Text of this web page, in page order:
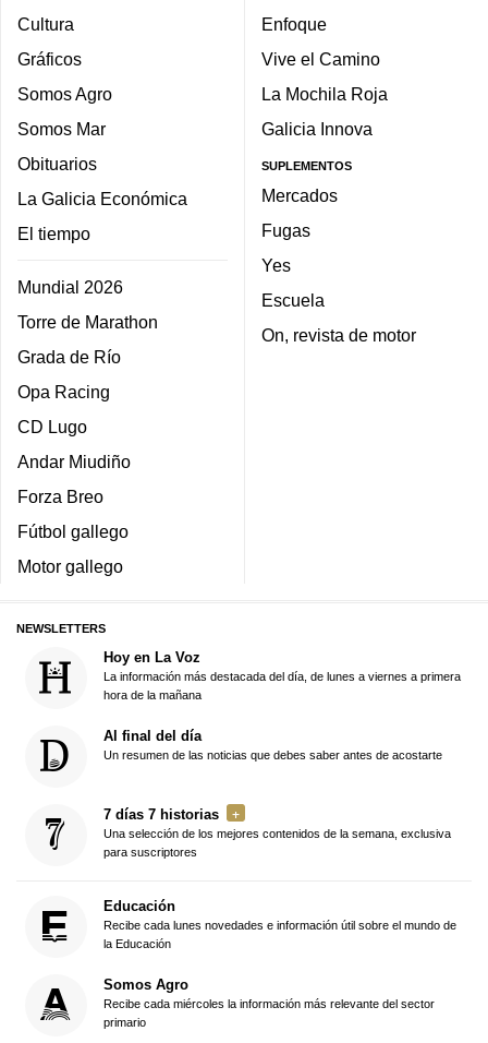
Cultura
Gráficos
Somos Agro
Somos Mar
Obituarios
La Galicia Económica
El tiempo
Mundial 2026
Torre de Marathon
Grada de Río
Opa Racing
CD Lugo
Andar Miudiño
Forza Breo
Fútbol gallego
Motor gallego
Enfoque
Vive el Camino
La Mochila Roja
Galicia Innova
SUPLEMENTOS
Mercados
Fugas
Yes
Escuela
On, revista de motor
NEWSLETTERS
Hoy en La Voz
La información más destacada del día, de lunes a viernes a primera
hora de la mañana
Al final del día
Un resumen de las noticias que debes saber antes de acostarte
7 días 7 historias
Una selección de los mejores contenidos de la semana, exclusiva
para suscriptores
Educación
Recibe cada lunes novedades e información útil sobre el mundo de
la Educación
Somos Agro
Recibe cada miércoles la información más relevante del sector
primario